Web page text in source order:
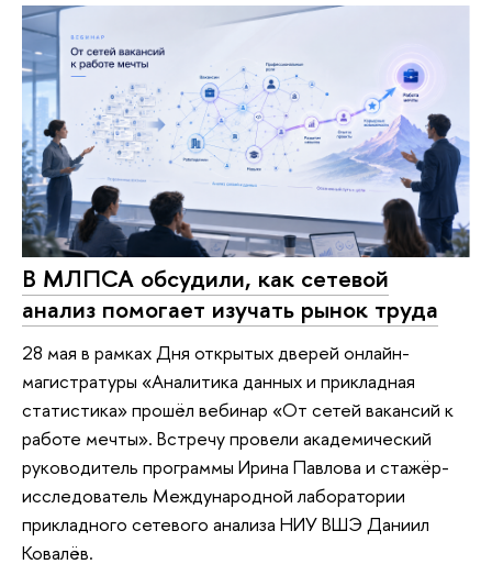
В МЛПСА обсудили, как сетевой
анализ помогает изучать рынок труда
28 мая в рамках Дня открытых дверей онлайн-
магистратуры «Аналитика данных и прикладная
статистика» прошёл вебинар «От сетей вакансий к
работе мечты». Встречу провели академический
руководитель программы Ирина Павлова и стажёр-
исследователь Международной лаборатории
прикладного сетевого анализа НИУ ВШЭ Даниил
Ковалёв.